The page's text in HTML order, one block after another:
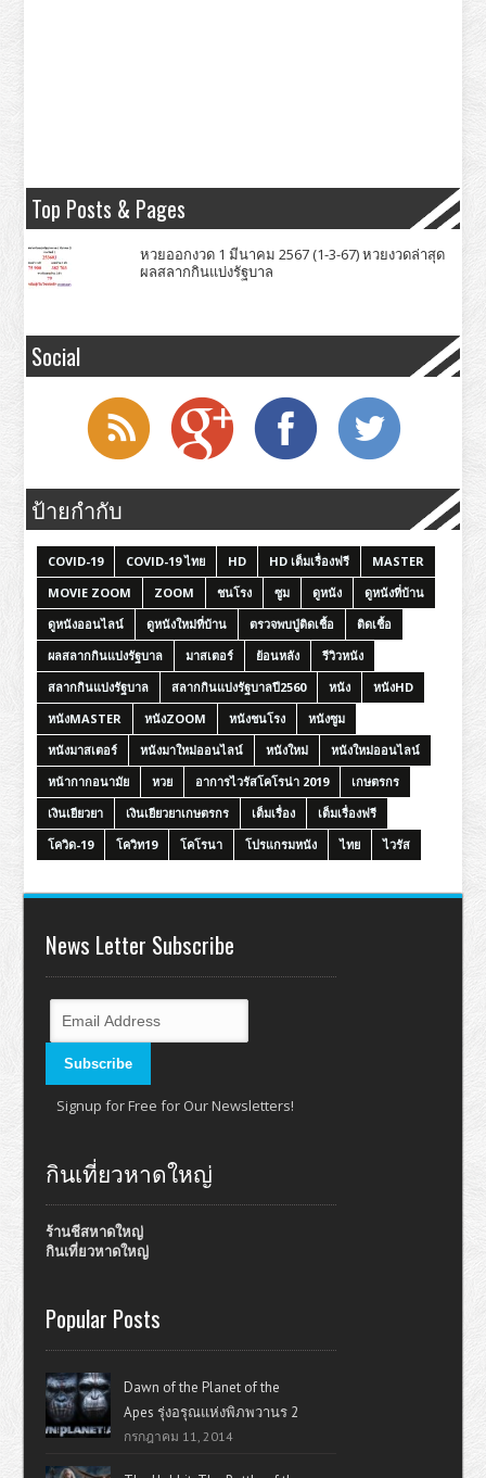
Top Posts & Pages
หวยออกงวด 1 มีนาคม 2567 (1-3-67) หวยงวดล่าสุด
ผลสลากกินแบ่งรัฐบาล
Social
ป้ายกำกับ
COVID-19 COVID-19 ไทย HD HD เต็มเรื่องฟรี
MASTER
MOVIE ZOOM
ZOOM ชนโรง ซูม ดูหนัง
ดูหนังที่บ้าน
ดูหนังออนไลน์
ดูหนังใหม่ที่บ้าน ตรวจพบปู่ติดเชื้อ
ติดเชื้อ
ผลสลากกินแบ่งรัฐบาล
มาสเตอร์ ย้อนหลัง
รีวิวหนัง
สลากกินแบ่งรัฐบาล
สลากกินแบ่งรัฐบาลปี2560 หนัง
หนังHD
หนังMASTER
หนังZOOM หนังชนโรง
หนังซูม
หนังมาสเตอร์
หนังมาใหม่ออนไลน์ หนังใหม่
หนังใหม่ออนไลน์
หน้ากากอนามัย
หวย อาการไวรัสโคโรน่า 2019
เกษตรกร
เงินเยียวยา
เงินเยียวยาเกษตรกร เต็มเรื่อง
เต็มเรื่องฟรี
โควิด-19
โควิท19 โคโรนา โปรแกรมหนัง ไทย ไวรัส
News Letter Subscribe
Signup for Free for Our Newsletters!
กินเที่ยวหาดใหญ่
ร้านชีสหาดใหญ่
กินเที่ยวหาดใหญ่
Popular Posts
Dawn of the Planet of the
Apes รุ่งอรุณแห่งพิภพวานร 2
กรกฎาคม 11, 2014